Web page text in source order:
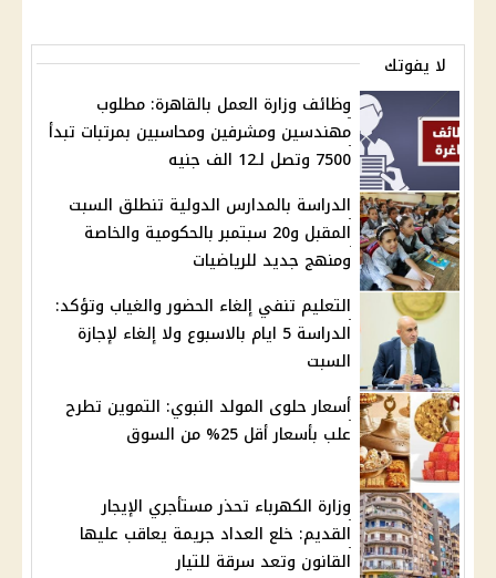
لا يفوتك
وظائف وزارة العمل بالقاهرة: مطلوب
مهندسين ومشرفين ومحاسبين بمرتبات تبدأ
7500 وتصل لـ12 الف جنيه
الدراسة بالمدارس الدولية تنطلق السبت
المقبل و20 سبتمبر بالحكومية والخاصة
ومنهج جديد للرياضيات
التعليم تنفي إلغاء الحضور والغياب وتؤكد:
الدراسة 5 ايام بالاسبوع ولا إلغاء لإجازة
السبت
أسعار حلوى المولد النبوي: التموين تطرح
علب بأسعار أقل 25% من السوق
وزارة الكهرباء تحذر مستأجري الإيجار
القديم: خلع العداد جريمة يعاقب عليها
القانون وتعد سرقة للتيار